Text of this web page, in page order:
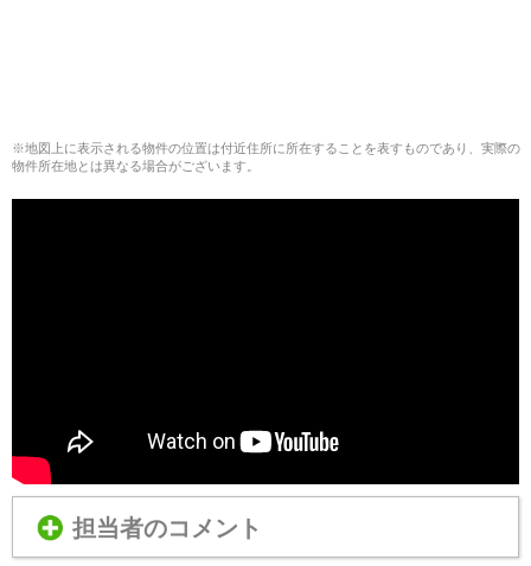
※地図上に表示される物件の位置は付近住所に所在することを表すものであり、実際の
物件所在地とは異なる場合がございます。
担当者のコメント